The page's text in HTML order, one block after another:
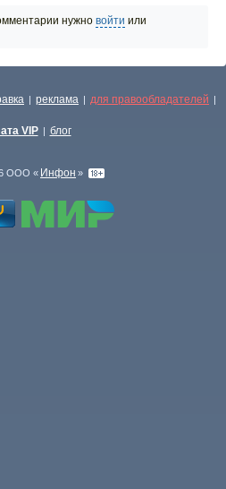
нужно войти или
| реклама | для правообладателей |
VIP | блог
ООО « Инфон »